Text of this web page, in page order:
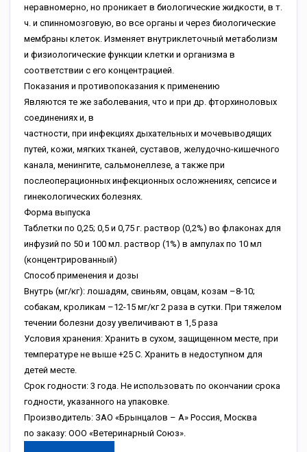
неравномерно, но проникает в биологические жидкости, в т.
ч. и спинномозговую, во все органы и через биологические
мембраны клеток. Изменяет внутриклеточный метаболизм
и физиологические функции клетки и организма в
соответствии с его концентрацией.
Показания и противопоказания к применению
Являются те же заболевания, что и при др. фторхиноловых
соединениях и, в
частности, при инфекциях дыхательных и мочевыводящих
путей, кожи, мягких тканей, суставов, желудочно-кишечного
канала, менингите, сальмонеллезе, а также при
послеоперационных инфекционных осложнениях, сепсисе и
гинекологических болезнях.
Форма выпуска
Таблетки по 0,25; 0,5 и 0,75 г. раствор (0,2%) во флаконах для
инфузий по 50 и 100 мл. раствор (1%) в ампулах по 10 мл
(концентрированный)
Способ применения и дозы
Внутрь (мг/кг): лошадям, свиньям, овцам, козам –8-10;
собакам, кроликам –12-15 мг/кг 2 раза в сутки. При тяжелом
течении болезни дозу увеличивают в 1,5 раза
Условия хранения: Хранить в сухом, защищенном месте, при
температуре не выше +25 С. Хранить в недоступном для
детей месте.
Срок годности: 3 года. Не использовать по окончании срока
годности, указанного на упаковке.
Производитель: ЗАО «Брынцалов – А» Россия, Москва
по заказу: ООО «Ветеринарный Союз».